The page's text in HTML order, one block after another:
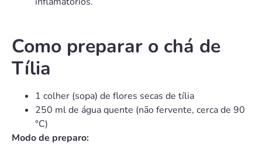
Como preparar o chá de
Tília
1 colher (sopa) de flores secas de tília
250 ml de água quente (não fervente, cerca de 90
°C)
Modo de preparo: